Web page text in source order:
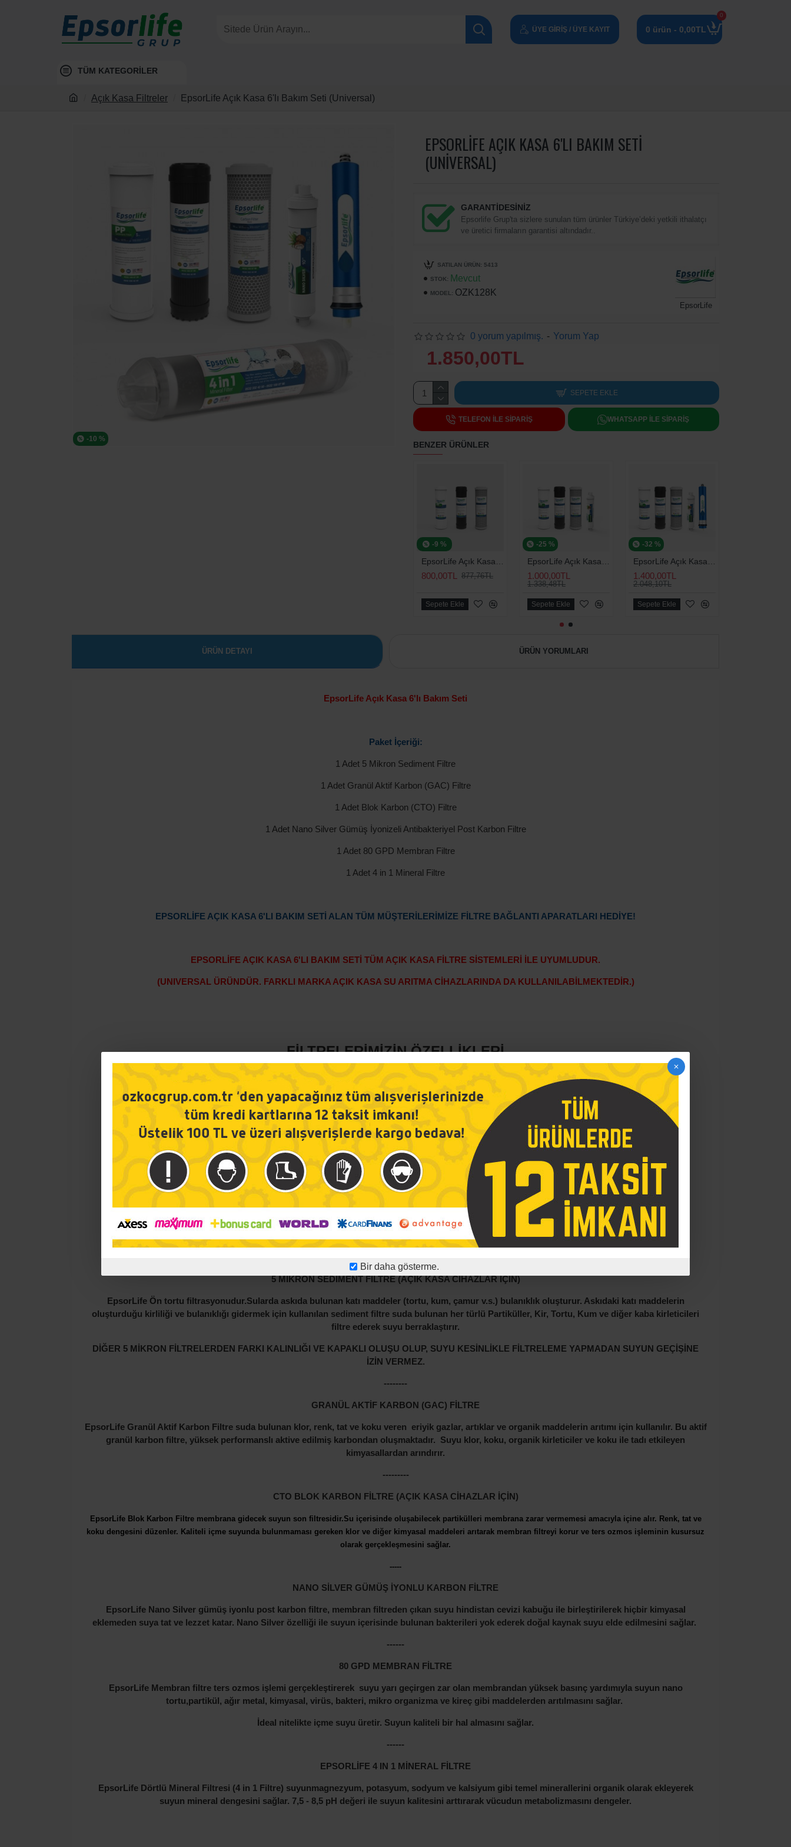
Bir daha gösterme.
ÜYE GIRIŞ / ÜYE KAYIT 0 ürün - 0,00TL
0
TÜM KATEGORİLER
Açık Kasa Filtreler EpsorLife Açık Kasa 6'lı Bakım Seti (Universal)
-10 %
EPSORLIFE AÇIK KASA 6'LI BAKIM SETI
(UNIVERSAL)
GARANTİDESİNİZ
Epsorlife Grup'ta sizlere sunulan tüm ürünler Türkiye’deki yetkili ithalatçı
ve üretici firmaların garantisi altındadır..
STOK: Mevcut
MODEL: OZK128K
EpsorLife
SATILAN ÜRÜN: 5413
0 yorum yapılmış. - Yorum Yap
1.850,00TL
SEPETE EKLE
TELEFON ILE SIPARIŞ WHATSAPP ILE SIPARIŞ
BENZER ÜRÜNLER
-9 %
800,00TL 877,76TL
Sepete Ekle
-25 %
1.000,00TL
1.338,48TL
Sepete Ekle
-32 %
1.400,00TL
2.048,10TL
Sepete Ekle
ÜRÜN DETAYI ÜRÜN YORUMLARI
EpsorLife Açık Kasa 6'lı Bakım Seti
Paket İçeriği:
1 Adet 5 Mikron Sediment Filtre
1 Adet Granül Aktif Karbon (GAC) Filtre
1 Adet Blok Karbon (CTO) Filtre
1 Adet Nano Silver Gümüş İyonizeli Antibakteriyel Post Karbon Filtre
1 Adet 80 GPD Membran Filtre
1 Adet 4 in 1 Mineral Filtre
EPSORLİFE AÇIK KASA 6'LI BAKIM SETİ ALAN TÜM MÜŞTERİLERİMİZE FİLTRE BAĞLANTI APARATLARI HEDİYE!
EPSORLİFE AÇIK KASA 6'LI BAKIM SETİ TÜM AÇIK KASA FİLTRE SİSTEMLERİ İLE UYUMLUDUR.
(UNIVERSAL ÜRÜNDÜR. FARKLI MARKA AÇIK KASA SU ARITMA CİHAZLARINDA DA KULLANILABİLMEKTEDİR.)
FİLTRELERİMİZİN ÖZELLİKLERİ
5 MİKRON SEDİMENT FİLTRE (AÇIK KASA CİHAZLAR İÇİN)
EpsorLife Ön tortu filtrasyonudur.Sularda askıda bulunan katı maddeler (tortu, kum, çamur v.s.) bulanıklık oluşturur. Askıdaki katı maddelerin
oluşturduğu kirliliği ve bulanıklığı gidermek için kullanılan sediment filtre suda bulunan her türlü Partiküller, Kir, Tortu, Kum ve diğer kaba kirleticileri
filtre ederek suyu berraklaştırır.
DİĞER 5 MİKRON FİLTRELERDEN FARKI KALINLIĞI VE KAPAKLI OLUŞU OLUP, SUYU KESİNLİKLE FİLTRELEME YAPMADAN SUYUN GEÇİŞİNE
İZİN VERMEZ.
--------
GRANÜL AKTİF KARBON (GAC) FİLTRE
EpsorLife Granül Aktif Karbon Filtre suda bulunan klor, renk, tat ve koku veren eriyik gazlar, artıklar ve organik maddelerin arıtımı için kullanılır. Bu aktif
granül karbon filtre, yüksek performanslı aktive edilmiş karbondan oluşmaktadır. Suyu klor, koku, organik kirleticiler ve koku ile tadı etkileyen
kimyasallardan arındırır.
---------
CTO BLOK KARBON FİLTRE (AÇIK KASA CİHAZLAR İÇİN)
EpsorLife Blok Karbon Filtre membrana gidecek suyun son filtresidir.Su içerisinde oluşabilecek partikülleri membrana zarar vermemesi amacıyla içine alır. Renk, tat ve
koku dengesini düzenler. Kaliteli içme suyunda bulunmaması gereken klor ve diğer kimyasal maddeleri arıtarak membran filtreyi korur ve ters ozmos işleminin kusursuz
olarak gerçekleşmesini sağlar.
-----
NANO SİLVER GÜMÜŞ İYONLU KARBON FİLTRE
EpsorLife Nano Silver gümüş iyonlu post karbon filtre, membran filtreden çıkan suyu hindistan cevizi kabuğu ile birleştirilerek hiçbir kimyasal
eklemeden suya tat ve lezzet katar. Nano Silver özelliği ile suyun içerisinde bulunan bakterileri yok ederek doğal kaynak suyu elde edilmesini sağlar.
------
80 GPD MEMBRAN FİLTRE
EpsorLife Membran filtre ters ozmos işlemi gerçekleştirerek suyu yarı geçirgen zar olan membrandan yüksek basınç yardımıyla suyun nano
tortu,partikül, ağır metal, kimyasal, virüs, bakteri, mikro organizma ve kireç gibi maddelerden arıtılmasını sağlar.
İdeal nitelikte içme suyu üretir. Suyun kaliteli bir hal almasını sağlar.
------
EPSORLİFE 4 IN 1 MİNERAL FİLTRE
EpsorLife Dörtlü Mineral Filtresi (4 in 1 Filtre) suyunmagnezyum, potasyum, sodyum ve kalsiyum gibi temel minerallerini organik olarak ekleyerek
suyun mineral dengesini sağlar. 7,5 - 8,5 pH değeri ile suyun kalitesini arttırarak vücudun metabolizmasını dengeler.